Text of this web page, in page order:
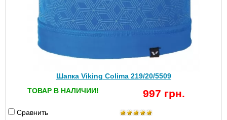
Шапка Viking Colima 219/20/5509
ТОВАР В НАЛИЧИИ!
997 грн.
Сравнить